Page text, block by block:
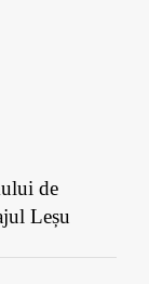
de
Leșu